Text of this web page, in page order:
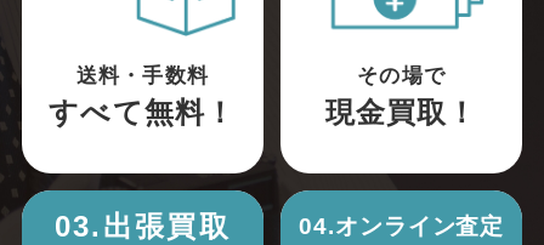
送料・手数料
すべて無料！
その場で
現金買取！
03.出張買取 04.オンライン査定